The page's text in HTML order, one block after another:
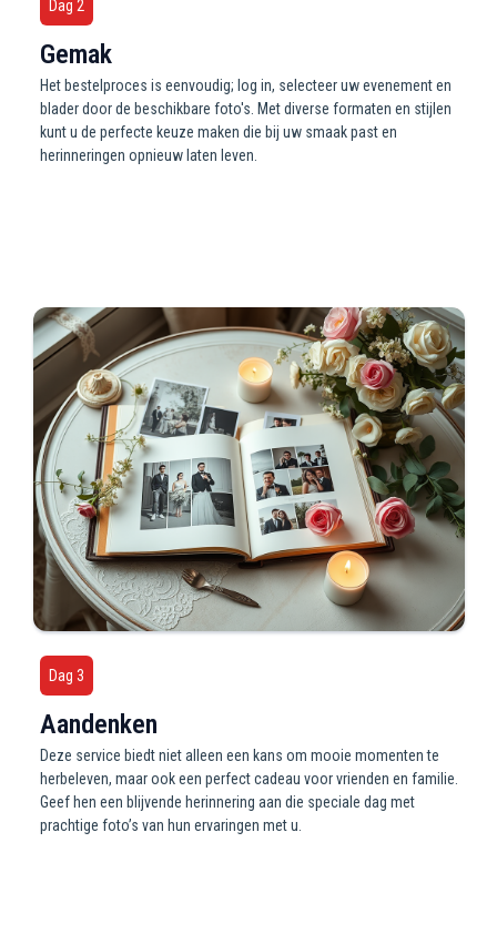
Dag 2
Gemak
Het bestelproces is eenvoudig; log in, selecteer uw evenement en
blader door de beschikbare foto's. Met diverse formaten en stijlen
kunt u de perfecte keuze maken die bij uw smaak past en
herinneringen opnieuw laten leven.
Dag 3
Aandenken
Deze service biedt niet alleen een kans om mooie momenten te
herbeleven, maar ook een perfect cadeau voor vrienden en familie.
Geef hen een blijvende herinnering aan die speciale dag met
prachtige foto’s van hun ervaringen met u.